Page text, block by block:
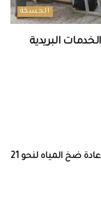
الحسكة
البريدية
تأهيل محطة مياه مراط بدير الزور لإعادة ضخ المياه لنحو 21